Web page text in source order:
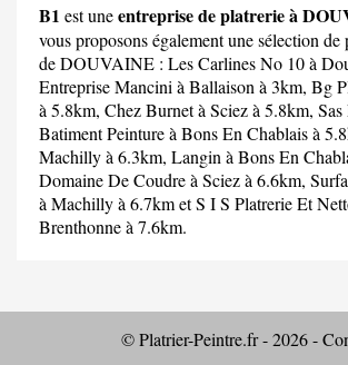
B1 est uneentreprise de platrerie à
vous proposons également une sélection de
de DOUVAINE : Les Carlines No 10à
Entreprise Mancini à Ballaison à 3km, Bg
à 5.8km, Chez Burnetà Sciez à 5.8km,
Batiment Peintureà Bons En Chablais à
Machilly à 6.3km, Langin à Bons En
Domaine De Coudreà Sciez à 6.6km,
à Machilly à 6.7km etS I S Platrerie Et
Brenthonne à 7.6km.
© Platrier-Peintre.fr - 2026 -